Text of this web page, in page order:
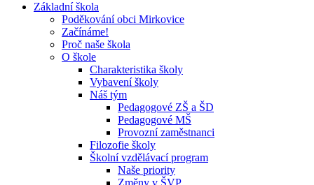
Základní škola
Poděkování obci Mirkovice
Začínáme!
Proč naše škola
O škole
Charakteristika školy
Vybavení školy
Náš tým
Pedagogové ZŠ a ŠD
Pedagogové MŠ
Provozní zaměstnanci
Filozofie školy
Školní vzdělávací program
Naše priority
Změny v ŠVP